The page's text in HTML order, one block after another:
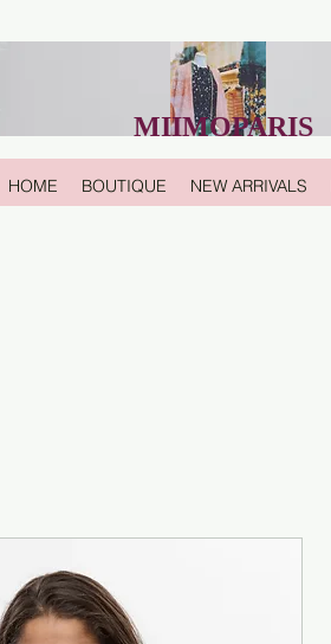
MIIMOPARIS
HOME BOUTIQUE NEW ARRIVALS